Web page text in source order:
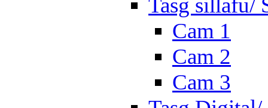
Tasg sillafu/
Cam 1
Cam 2
Cam 3